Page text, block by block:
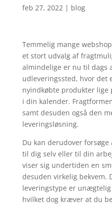
feb 27, 2022| blog
Temmelig mange
et stort udvalg af
almindelige er nu til dags
udleveringssted, hvor det
nyindkøbte produkter
i din kalender.
samt desuden også den
leveringsløsning.
Du kan derudover
til dig selv eller til din
viser sig undertiden en
desuden virkelig bekvem.
leveringstype er
hvilket dog kræver at du